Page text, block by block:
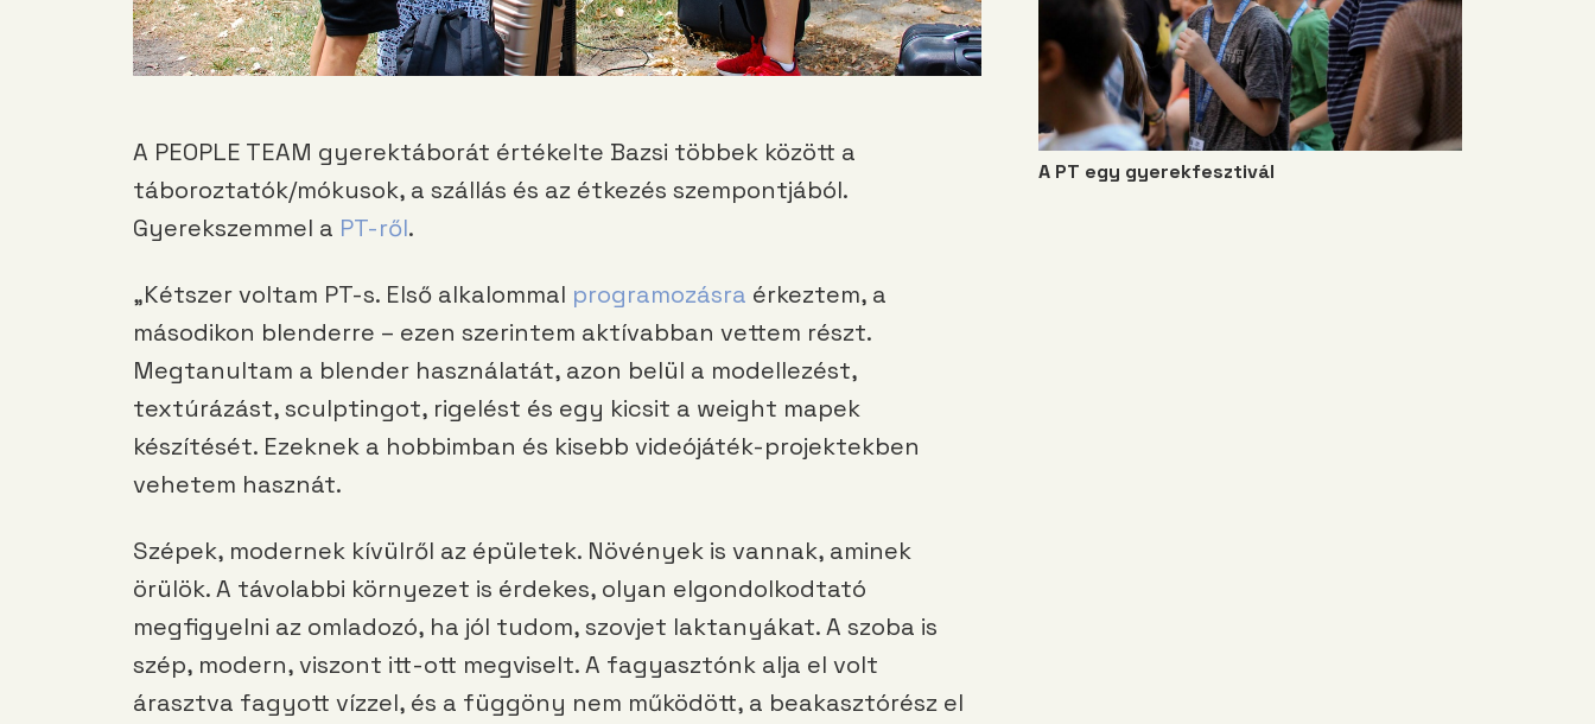
A PEOPLE TEAM gyerektáborát értékelte Bazsi többek között a
táboroztatók/mókusok, a szállás és az étkezés szempontjából.
Gyerekszemmel a PT-ről.
„Kétszer voltam PT-s. Első alkalommal programozásra érkeztem, a
másodikon blenderre – ezen szerintem aktívabban vettem részt.
Megtanultam a blender használatát, azon belül a modellezést,
textúrázást, sculptingot, rigelést és egy kicsit a weight mapek
készítését. Ezeknek a hobbimban és kisebb videójáték-projektekben
vehetem hasznát.
Szépek, modernek kívülről az épületek. Növények is vannak, aminek
örülök. A távolabbi környezet is érdekes, olyan elgondolkodtató
megfigyelni az omladozó, ha jól tudom, szovjet laktanyákat. A szoba is
szép, modern, viszont itt-ott megviselt. A fagyasztónk alja el volt
árasztva fagyott vízzel, és a függöny nem működött, a beakasztórész el
A PT egy gyerekfesztivál